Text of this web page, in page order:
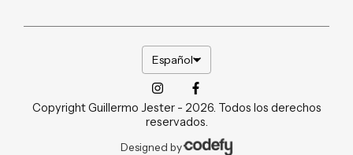
Español
Copyright Guillermo Jester - 2026. Todos los derechos
reservados.
Designed by